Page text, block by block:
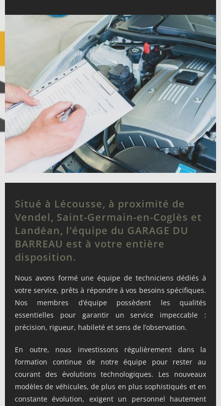
Situé à Lécousse, à proximité de
Vendel, Saint-Germain-en-Coglès et
Landéan, l’équipe du GARAGE DU
BARREAU est à votre entière
disposition.
Nous avons formé une équipe de techniciens dédiés à
votre service, prêts à répondre à vos besoins spécifiques.
Nos membres d’équipe possèdent les qualités
essentielles pour garantir un service impeccable :
précision, rigueur, habileté et sens de l’observation.
En outre, nous investissons régulièrement dans la
formation continue de notre équipe pour rester au
courant des évolutions technologiques. Les nouveaux
modèles de véhicules, de plus en plus sophistiqués et en
constante évolution, exigent un personnel hautement